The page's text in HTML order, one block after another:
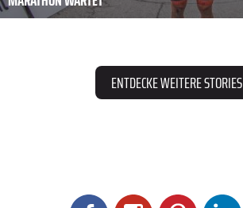
ENTDECKE WEITERE STORIES